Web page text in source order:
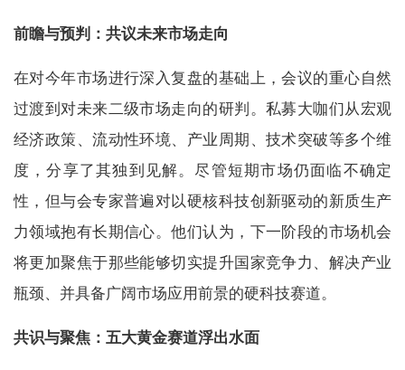
前瞻与预判：共议未来市场走向
在对今年市场进行深入复盘的基础上，会议的重心自然
过渡到对未来二级市场走向的研判。私募大咖们从宏观
经济政策、流动性环境、产业周期、技术突破等多个维
度，分享了其独到见解。尽管短期市场仍面临不确定
性，但与会专家普遍对以硬核科技创新驱动的新质生产
力领域抱有长期信心。他们认为，下一阶段的市场机会
将更加聚焦于那些能够切实提升国家竞争力、解决产业
瓶颈、并具备广阔市场应用前景的硬科技赛道。
共识与聚焦：五大黄金赛道浮出水面